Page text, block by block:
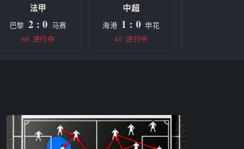
法甲
巴黎 2 : 0 马赛
68' 进行中
中超
海港 1 : 0 申花
41' 进行中